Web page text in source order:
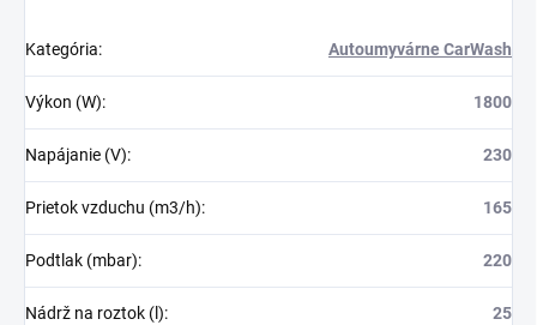
Kategória: Autoumyvárne CarWash
Výkon (W): 1800
Napájanie (V): 230
Prietok vzduchu (m3/h): 165
Podtlak (mbar): 220
Nádrž na roztok (l): 25